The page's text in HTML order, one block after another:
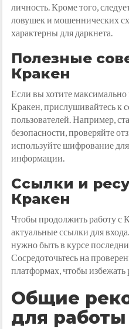
личность. Кроме того,
ловушек и мошеннических
характерны для даркнета.
Полезные
Кракен
Если вы хотите
Кракен, прислушивайтесь к
пользователей. Например,
безопасности, проверяйте
используйте шифрование
информации.
Ссылки и
Кракен
Чтобы продолжить работу с
актуальные ссылки для
нужно быть в курсе
Сосредоточьтесь на
платформах, чтобы избежать
Общие
для